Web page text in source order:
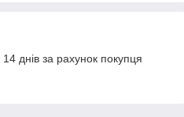
днів за рахунок покупця